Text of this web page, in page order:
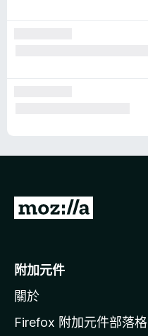
前
o
i
l
附加元件
關於
Firefox 附加元件部落格